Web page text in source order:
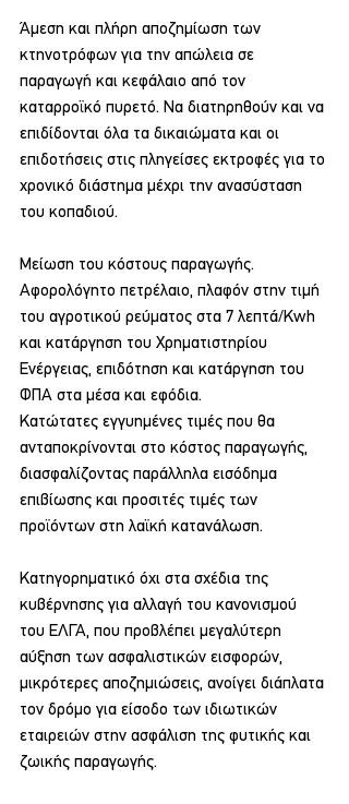
Άμεση και πλήρη αποζημίωση των
κτηνοτρόφων για την απώλεια σε
παραγωγή και κεφάλαιο από τον
καταρροϊκό πυρετό. Να διατηρηθούν και να
επιδίδονται όλα τα δικαιώματα και οι
επιδοτήσεις στις πληγείσες εκτροφές για το
χρονικό διάστημα μέχρι την ανασύσταση
του κοπαδιού.
Μείωση του κόστους παραγωγής.
Αφορολόγητο πετρέλαιο, πλαφόν στην τιμή
του αγροτικού ρεύματος στα 7 λεπτά/Kwh
και κατάργηση του Χρηματιστηρίου
Ενέργειας, επιδότηση και κατάργηση του
ΦΠΑ στα μέσα και εφόδια.
Κατώτατες εγγυημένες τιμές που θα
ανταποκρίνονται στο κόστος παραγωγής,
διασφαλίζοντας παράλληλα εισόδημα
επιβίωσης και προσιτές τιμές των
προϊόντων στη λαϊκή κατανάλωση.
Κατηγορηματικό όχι στα σχέδια της
κυβέρνησης για αλλαγή του κανονισμού
του ΕΛΓΑ, που προβλέπει μεγαλύτερη
αύξηση των ασφαλιστικών εισφορών,
μικρότερες αποζημιώσεις, ανοίγει διάπλατα
τον δρόμο για είσοδο των ιδιωτικών
εταιρειών στην ασφάλιση της φυτικής και
ζωικής παραγωγής.